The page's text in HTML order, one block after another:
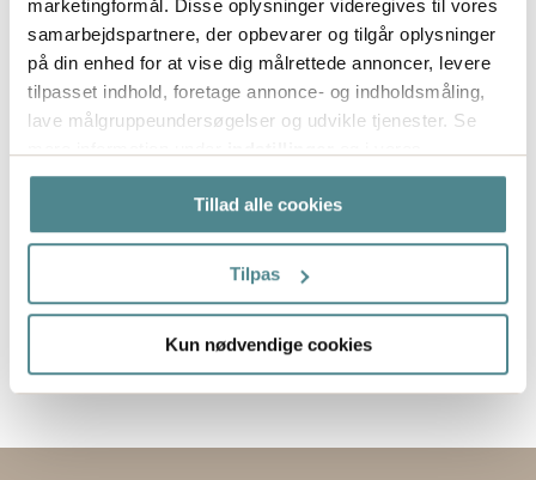
marketingformål. Disse oplysninger videregives til vores
samarbejdspartnere, der opbevarer og tilgår oplysninger
på din enhed for at vise dig målrettede annoncer, levere
tilpasset indhold, foretage annonce- og indholdsmåling,
lave målgruppeundersøgelser og udvikle tjenester. Se
persondatapolitik. Du kan altid trække dit samtykke
tilbage eller ændre indstillinger fra vores
"Cookiedeklaration", eller ved at trykke på "Privacy
Hvis du tillader det, vil vi også gerne:
Indsamle præcise oplysninger om din placering,
Tillad alle cookies
Tilpas
Kun nødvendige cookies
Lagerført